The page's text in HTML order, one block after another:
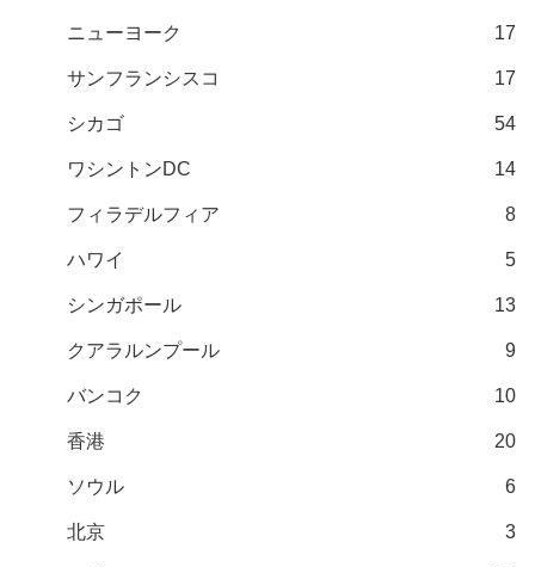
ニューヨーク 17
サンフランシスコ 17
シカゴ 54
ワシントンDC 14
フィラデルフィア 8
ハワイ 5
シンガポール 13
クアラルンプール 9
バンコク 10
香港 20
ソウル 6
北京 3